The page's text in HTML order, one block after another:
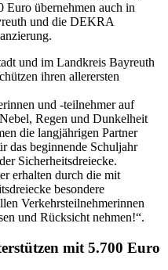
Euro übernehmen auch in
und die DEKRA
und im Landkreis Bayreuth
ihren allerersten
und -teilnehmer auf
Regen und Dunkelheit
die langjährigen Partner
das beginnende Schuljahr
Sicherheitsdreiecke.
erhalten durch die mit
besondere
Verkehrsteilnehmerinnen
und Rücksicht nehmen!“.
mit 5.700 Euro